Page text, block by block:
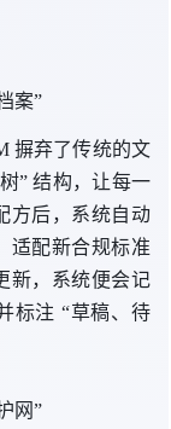
案”
摒弃了传统的文
” 结构，让每一
方后，系统自动
适配新合规标准
新，系统便会记
标注 “草稿、待
网”